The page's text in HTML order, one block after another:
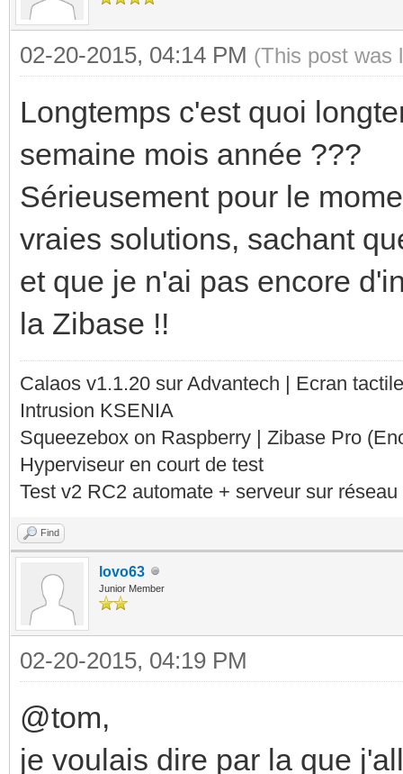
02-20-2015, 04:14 PM (This post was
Longtemps c'est quoi
semaine mois année ???
Sérieusement pour le
vraies solutions, sachant
et que je n'ai pas encore
la Zibase !!
Calaos v1.1.20 sur Advantech | Ecran
Intrusion KSENIA
Squeezebox on Raspberry | Zibase Pro
Hyperviseur en court de test
Test v2 RC2 automate + serveur sur
Find
lovo63
Junior Member
02-20-2015, 04:19 PM
@tom,
je voulais dire par la que